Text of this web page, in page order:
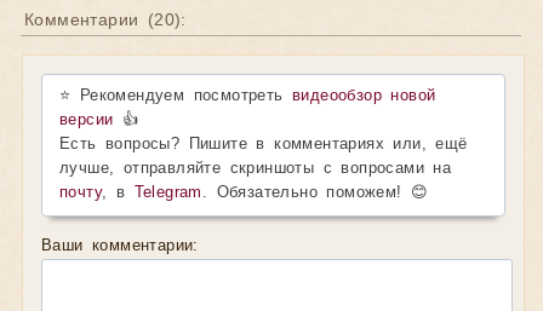
Комментарии (20):
⭐ Рекомендуем посмотретьвидеообзор новой
версии 👍
Есть вопросы? Пишите в комментариях или, ещё
лучше, отправляйте скриншоты с вопросами на
почту, в Telegram . Обязательно поможем! 😊
Ваши комментарии: